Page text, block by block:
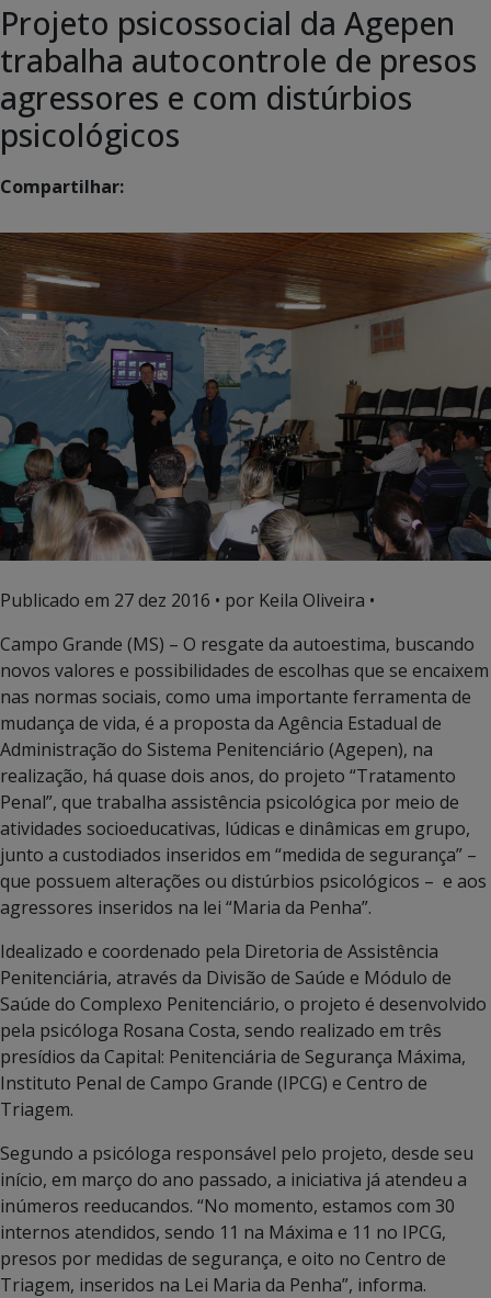
Projeto psicossocial da Agepen
trabalha autocontrole de presos
agressores e com distúrbios
psicológicos
Compartilhar:
Publicado em 27 dez 2016 • por Keila Oliveira •
Campo Grande (MS) – O resgate da autoestima, buscando
novos valores e possibilidades de escolhas que se encaixem
nas normas sociais, como uma importante ferramenta de
mudança de vida, é a proposta da Agência Estadual de
Administração do Sistema Penitenciário (Agepen), na
realização, há quase dois anos, do projeto “Tratamento
Penal”, que trabalha assistência psicológica por meio de
atividades socioeducativas, lúdicas e dinâmicas em grupo,
junto a custodiados inseridos em “medida de segurança” –
que possuem alterações ou distúrbios psicológicos – e aos
agressores inseridos na lei “Maria da Penha”.
Idealizado e coordenado pela Diretoria de Assistência
Penitenciária, através da Divisão de Saúde e Módulo de
Saúde do Complexo Penitenciário, o projeto é desenvolvido
pela psicóloga Rosana Costa, sendo realizado em três
presídios da Capital: Penitenciária de Segurança Máxima,
Instituto Penal de Campo Grande (IPCG) e Centro de
Triagem.
Segundo a psicóloga responsável pelo projeto, desde seu
início, em março do ano passado, a iniciativa já atendeu a
inúmeros reeducandos. “No momento, estamos com 30
internos atendidos, sendo 11 na Máxima e 11 no IPCG,
presos por medidas de segurança, e oito no Centro de
Triagem, inseridos na Lei Maria da Penha”, informa.